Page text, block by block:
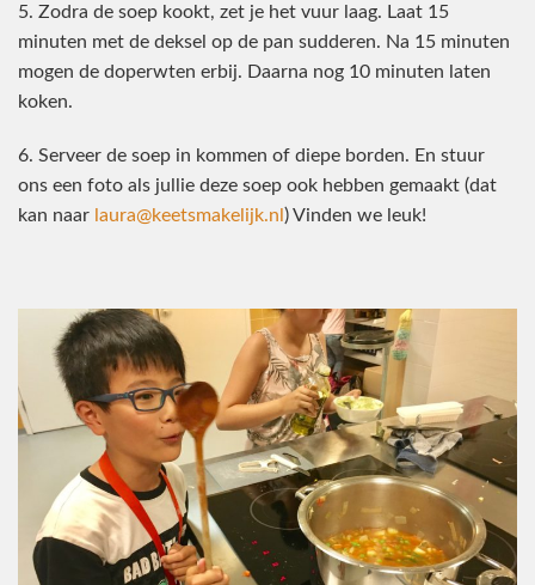
5. Zodra de soep kookt, zet je het vuur laag. Laat 15
minuten met de deksel op de pan sudderen. Na 15 minuten
mogen de doperwten erbij. Daarna nog 10 minuten laten
koken.
6. Serveer de soep in kommen of diepe borden. En stuur
ons een foto als jullie deze soep ook hebben gemaakt (dat
kan naar laura@keetsmakelijk.nl) Vinden we leuk!